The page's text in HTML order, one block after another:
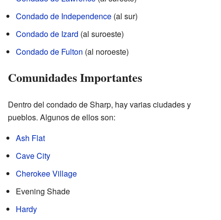
Condado de Independence (al sur)
Condado de Izard (al suroeste)
Condado de Fulton (al noroeste)
Comunidades Importantes
Dentro del condado de Sharp, hay varias ciudades y
pueblos. Algunos de ellos son:
Ash Flat
Cave City
Cherokee Village
Evening Shade
Hardy